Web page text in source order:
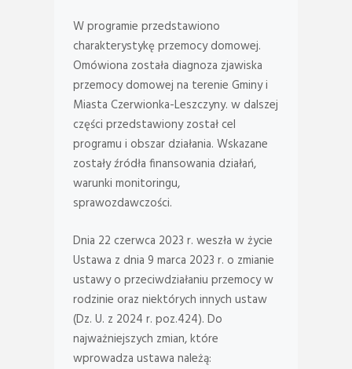
W programie przedstawiono
charakterystykę przemocy domowej.
Omówiona została diagnoza zjawiska
przemocy domowej na terenie Gminy i
Miasta Czerwionka-Leszczyny. w dalszej
części przedstawiony został cel
programu i obszar działania. Wskazane
zostały źródła finansowania działań,
warunki monitoringu,
sprawozdawczości.
Dnia 22 czerwca 2023 r. weszła w życie
Ustawa z dnia 9 marca 2023 r. o zmianie
ustawy o przeciwdziałaniu przemocy w
rodzinie oraz niektórych innych ustaw
(Dz. U. z 2024 r. poz.424). Do
najważniejszych zmian, które
wprowadza ustawa należą: